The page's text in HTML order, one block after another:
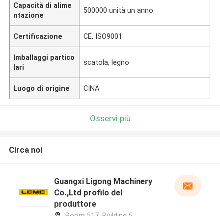
Capacità di alime
ntazione
500000 unità un anno
Certificazione CE, ISO9001
Imballaggi partico
lari
scatola, legno
Luogo di origine CINA
Osservi più
Circa noi
Guangxi Ligong Machinery
Co.,Ltd profilo del
produttore